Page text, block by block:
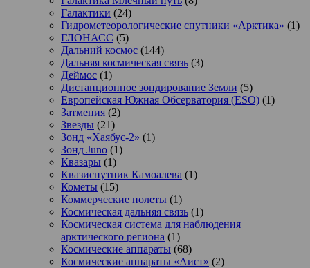
Галактики (24)
Гидрометеорологические спутники «Арктика» (1)
ГЛОНАСС (5)
Дальний космос (144)
Дальняя космическая связь (3)
Деймос (1)
Дистанционное зондирование Земли (5)
Европейская Южная Обсерватория (ESO) (1)
Затмения (2)
Звезды (21)
Зонд «Хаябус-2» (1)
Зонд Juno (1)
Квазары (1)
Квазиспутник Камоалева (1)
Кометы (15)
Коммерческие полеты (1)
Космическая дальняя связь (1)
Космическая система для наблюдения
арктического региона (1)
Космические аппараты (68)
Космические аппараты «Аист» (2)